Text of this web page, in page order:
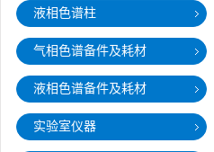
液相色谱柱
气相色谱备件及耗材
液相色谱备件及耗材
实验室仪器